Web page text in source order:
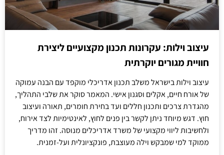
עיצוב וילות: עקרונות תכנון מקצועיים ליצירת
חוויית מגורים יוקרתית
עיצוב וילות בישראל משלב תכנון אדריכלי מוקפד עם הבנה עמוקה
של אורח חיים, אקלים וסגנון אישי. המאמר סוקר את שלבי התהליך,
מהגדרת צרכים ותכנון חללים ועד בחירת חומרים, תאורה ועיצוב
חוץ. דגש מיוחד ניתן לקשר בין פנים לחוץ, לאינטימיות לצד אירוח,
ולחשיבות ליווי מקצועי של משרד אדריכלים מנוסה. זהו מדריך
ממוקד למי שמבקש וילה מעוצבת, פונקציונלית ועל-זמנית.